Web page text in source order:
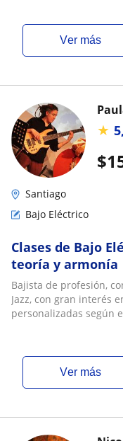
ver más
$
★
Santiago
Bajo Eléctrico
Clases de Bajo
teoría y armonía
Bajista de profesión,
Jazz, con gran interés
personalizadas según
ver más